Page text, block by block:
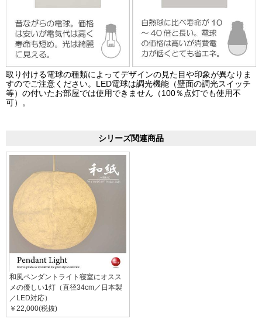
取り付ける電球の種類によってデザインの見た目や印象が異なりま
すのでご注意ください。LED電球は調光機能（壁面の調光スイッチ
等）の付いたお部屋では使用できません（100％点灯でも使用不
可）。
シリーズ関連商品
和風ペンダントライト寝室にオスス
メの優しい1灯（直径34cm／日本製
／LED対応）
￥22,000(税抜)